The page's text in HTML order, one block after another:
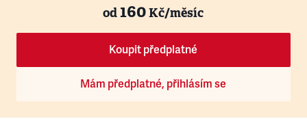
od160Kč/měsíc
Koupit předplatné
Mám předplatné, přihlásím se